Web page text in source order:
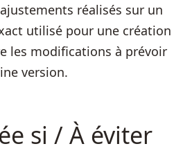
réalisés sur un
utilisé pour une création
les modifications à prévoir
version.
si / À éviter